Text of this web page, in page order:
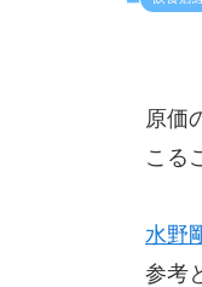
原価
こる
水野
参考